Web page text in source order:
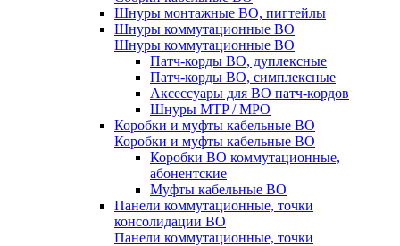
Шнуры монтажные ВО, пигтейлы
Шнуры коммутационные ВО
Шнуры коммутационные ВО
Патч-корды ВО, дуплексные
Патч-корды ВО, симплексные
Аксессуары для ВО патч-кордов
Шнуры MTP / MPO
Коробки и муфты кабельные ВО
Коробки и муфты кабельные ВО
Коробки ВО коммутационные,
абонентские
Муфты кабельные ВО
Панели коммутационные, точки
консолидации ВО
Панели коммутационные, точки